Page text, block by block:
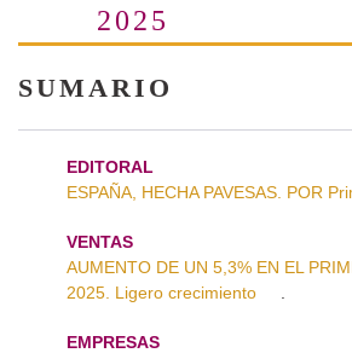
2025
SUMARIO
EDITORAL
ESPAÑA, HECHA PAVESAS. POR
VENTAS
AUMENTO DE UN 5,3% EN EL
2025. Ligero crecimiento
EMPRESAS